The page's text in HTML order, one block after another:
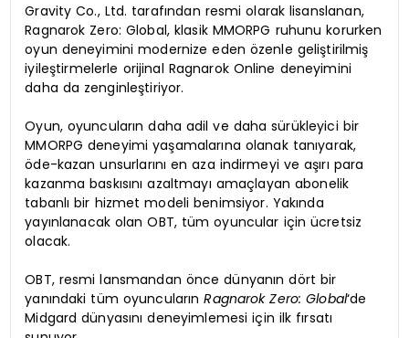
Gravity Co., Ltd. tarafından resmi olarak lisanslanan,
Ragnarok Zero: Global, klasik MMORPG ruhunu korurken
oyun deneyimini modernize eden özenle geliştirilmiş
iyileştirmelerle orijinal Ragnarok Online deneyimini
daha da zenginleştiriyor.
Oyun, oyuncuların daha adil ve daha sürükleyici bir
MMORPG deneyimi yaşamalarına olanak tanıyarak,
öde-kazan unsurlarını en aza indirmeyi ve aşırı para
kazanma baskısını azaltmayı amaçlayan abonelik
tabanlı bir hizmet modeli benimsiyor. Yakında
yayınlanacak olan OBT, tüm oyuncular için ücretsiz
olacak.
OBT, resmi lansmandan önce dünyanın dört bir
yanındaki tüm oyuncularınRagnarok Zero: Global‘de
Midgard dünyasını deneyimlemesi için ilk fırsatı